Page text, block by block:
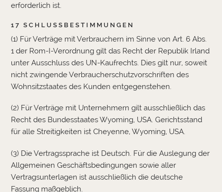
erforderlich ist.
17 SCHLUSSBESTIMMUNGEN
(1) Für Verträge mit Verbrauchern im Sinne von Art. 6 Abs.
1 der Rom-I-Verordnung gilt das Recht der Republik Irland
unter Ausschluss des UN-Kaufrechts. Dies gilt nur, soweit
nicht zwingende Verbraucherschutzvorschriften des
Wohnsitzstaates des Kunden entgegenstehen.
(2) Für Verträge mit Unternehmern gilt ausschließlich das
Recht des Bundesstaates Wyoming, USA. Gerichtsstand
für alle Streitigkeiten ist Cheyenne, Wyoming, USA.
(3) Die Vertragssprache ist Deutsch. Für die Auslegung der
Allgemeinen Geschäftsbedingungen sowie aller
Vertragsunterlagen ist ausschließlich die deutsche
Fassung maßgeblich.